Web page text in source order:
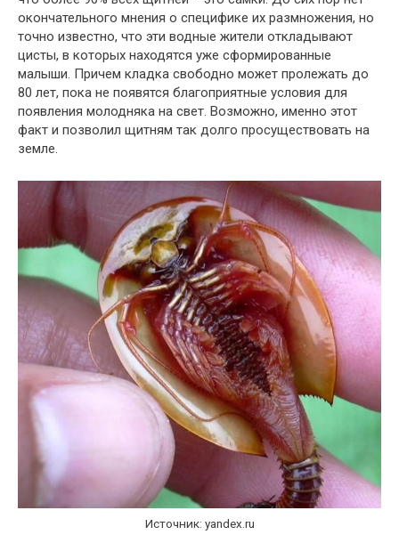
окончательного мнения о специфике их размножения, но
точно известно, что эти водные жители откладывают
цисты, в которых находятся уже сформированные
малыши. Причем кладка свободно может пролежать до
80 лет, пока не появятся благоприятные условия для
появления молодняка на свет. Возможно, именно этот
факт и позволил щитням так долго просуществовать на
земле.
Источник: yandex.ru